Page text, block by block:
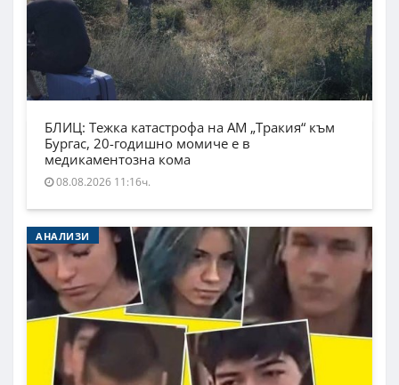
БЛИЦ: Тежка катастрофа на АМ „Тракия“ към
Бургас, 20-годишно момиче е в
медикаментозна кома
08.08.2026 11:16ч.
АНАЛИЗИ